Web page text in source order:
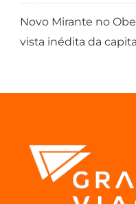
Novo Mirante no
vista inédita da